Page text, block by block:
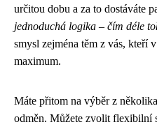
určitou dobu a za to dostáváte
jednoduchá logika – čím déle
smysl zejména těm z vás, kteří
maximum.
Máte přitom na výběr z
odměn. Můžete zvolit flexibilní